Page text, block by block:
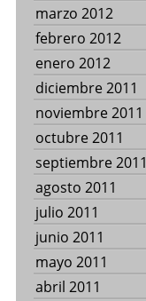
marzo 2012
febrero 2012
enero 2012
diciembre 2011
noviembre 2011
octubre 2011
septiembre 2011
agosto 2011
julio 2011
junio 2011
mayo 2011
abril 2011